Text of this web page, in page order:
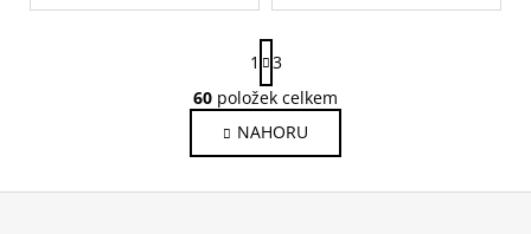
O
v
l
á
S
t
r
á
n
k
1
3
60 položek celkem
NAHORU